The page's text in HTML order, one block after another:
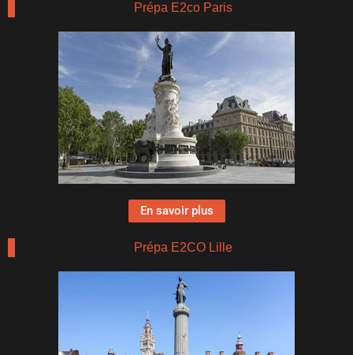
Prépa E2co Paris
En savoir plus
Prépa E2CO Lille